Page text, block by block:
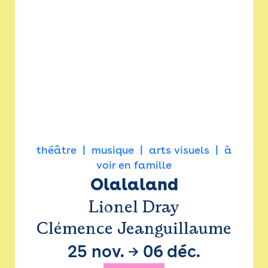
théâtre musique arts visuels
à
voir en famille
Olalaland
Lionel Dray
Clémence Jeanguillaume
25 nov. → 06 déc.